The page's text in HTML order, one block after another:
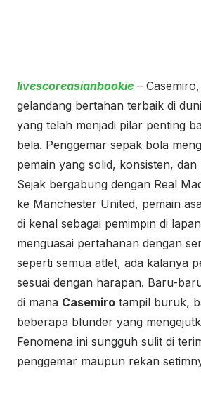
livescoreasianbookie –
gelandang bertahan terbaik di
yang telah menjadi pilar penting
bela. Penggemar sepak bola
pemain yang solid, konsisten,
Sejak bergabung dengan Real
ke Manchester United, pemain
di kenal sebagai pemimpin di
menguasai pertahanan dengan
seperti semua atlet, ada kalanya
sesuai dengan harapan. Baru-
di mana Casemiro tampil buruk,
beberapa blunder yang
Fenomena ini sungguh sulit di
penggemar maupun rekan